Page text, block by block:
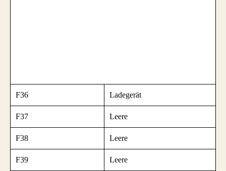
F36 Ladegerät
F37 Leere
F38 Leere
F39 Leere